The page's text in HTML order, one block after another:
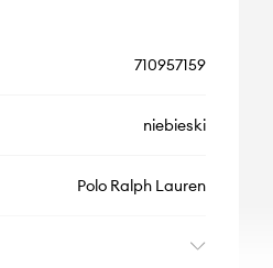
710957159
niebieski
Polo Ralph Lauren